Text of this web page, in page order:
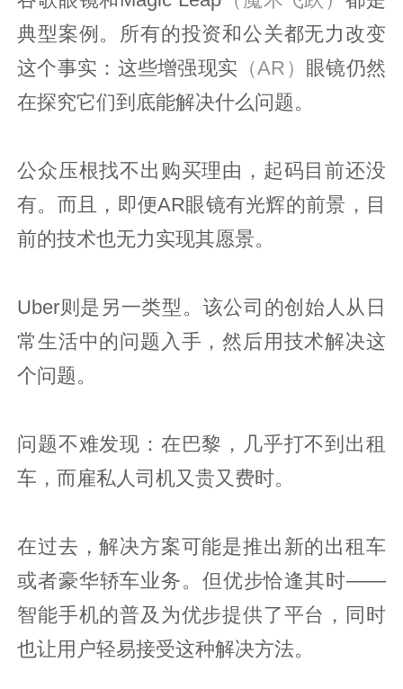
典型案例。所有的投资和公关都无力改变
这个事实：这些增强现实 （AR） 眼镜仍然
在探究它们到底能解决什么问题。
公众压根找不出购买理由，起码目前还没
有。而且，即便AR眼镜有光辉的前景，目
前的技术也无力实现其愿景。
Uber则是另一类型。该公司的创始人从日
常生活中的问题入手，然后用技术解决这
个问题。
问题不难发现：在巴黎，几乎打不到出租
车，而雇私人司机又贵又费时。
在过去，解决方案可能是推出新的出租车
或者豪华轿车业务。但优步恰逢其时——
智能手机的普及为优步提供了平台，同时
也让用户轻易接受这种解决方法。